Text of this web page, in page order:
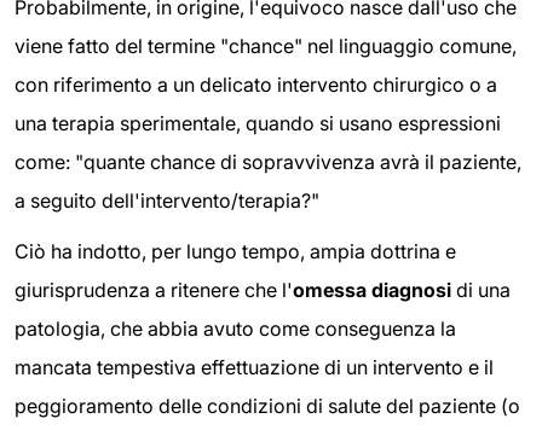
Probabilmente, in origine, l'equivoco nasce dall'uso che
viene fatto del termine "chance" nel linguaggio comune,
con riferimento a un delicato intervento chirurgico o a
una terapia sperimentale, quando si usano espressioni
come: "quante chance di sopravvivenza avrà il paziente,
a seguito dell'intervento/terapia?"
Ciò ha indotto, per lungo tempo, ampia dottrina e
giurisprudenza a ritenere che l'omessa diagnosi di una
patologia, che abbia avuto come conseguenza la
mancata tempestiva effettuazione di un intervento e il
peggioramento delle condizioni di salute del paziente (o